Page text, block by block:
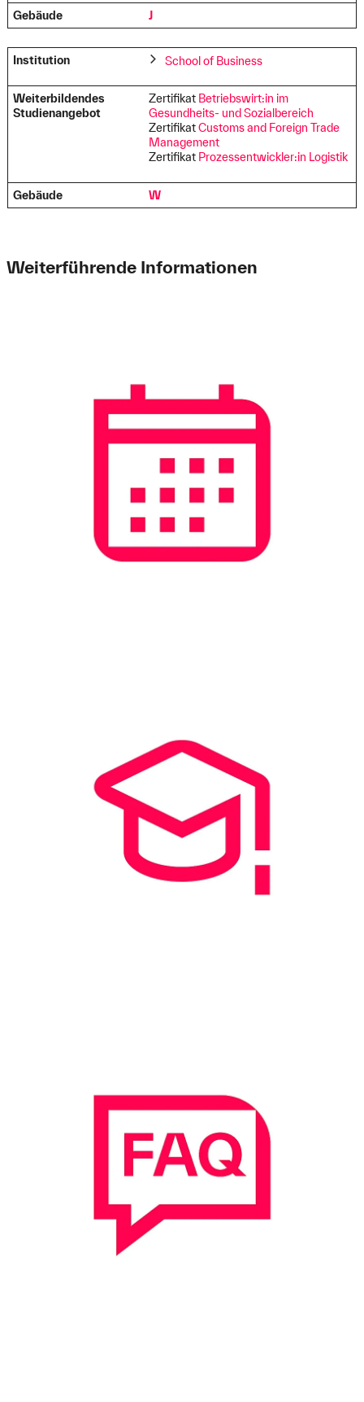
Gebäude J
Institution School of Business
Weiterbildendes
Studienangebot
Zertifikat Betriebswirt:in im
Gesundheits- und Sozialbereich
ZertifikatCustoms and Foreign Trade
Management
Zertifikat Prozessentwickler:in Logistik
Gebäude W
Weiterführende Informationen